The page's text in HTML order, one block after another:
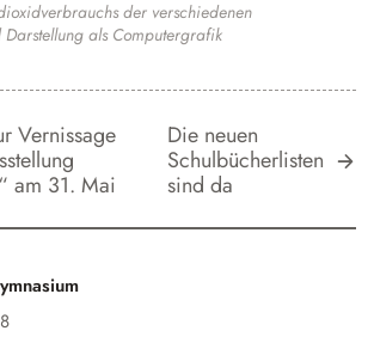
der verschiedenen
Darstellung als Computergrafik
Vernissage
am 31. Mai
Die neuen
Schulbücherlisten
sind da